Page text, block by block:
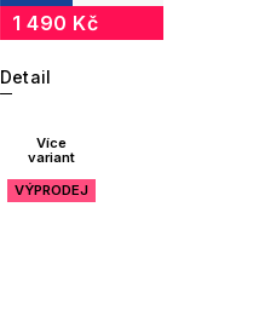
1 490 Kč
Detail
Více
variant
VÝPRODEJ